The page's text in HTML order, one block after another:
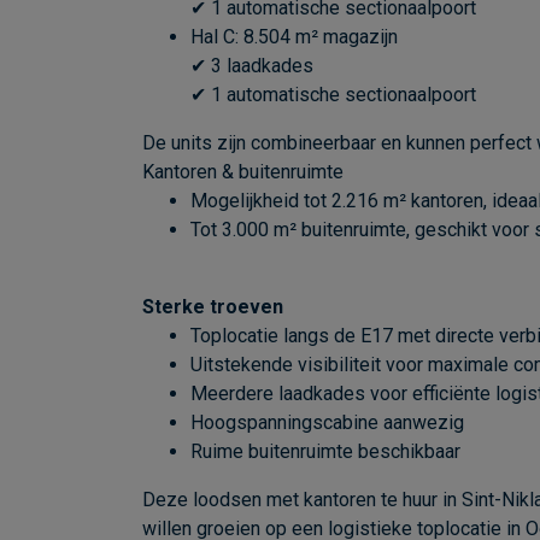
✔ 1 automatische sectionaalpoort
Hal C: 8.504 m² magazijn
✔ 3 laadkades
✔ 1 automatische sectionaalpoort
De units zijn combineerbaar en kunnen
Kantoren & buitenruimte
Mogelijkheid tot 2.216 m² kantoren,
Tot 3.000 m² buitenruimte, geschikt
Sterke troeven
Toplocatie langs de E17 met directe
Uitstekende visibiliteit voor maximale
Meerdere laadkades voor efficiënte
Hoogspanningscabine aanwezig
Ruime buitenruimte beschikbaar
Deze loodsen met kantoren te huur in Sint-
willen groeien op een logistieke toplocatie in